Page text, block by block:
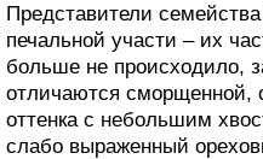
Представители
печальной участи – их
больше не происходило,
отличаются сморщенной,
оттенка с небольшим
слабо выраженный